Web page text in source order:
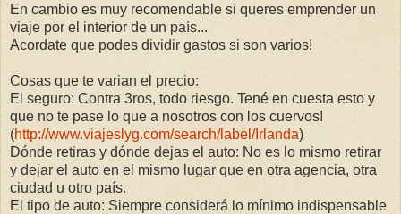
En cambio es muy recomendable si queres emprender un
viaje por el interior de un país...
Acordate que podes dividir gastos si son varios!
Cosas que te varian el precio:
El seguro: Contra 3ros, todo riesgo. Tené en cuesta esto y
que no te pase lo que a nosotros con los cuervos!
(http://www.viajeslyg.com/search/label/Irlanda)
Dónde retiras y dónde dejas el auto: No es lo mismo retirar
y dejar el auto en el mismo lugar que en otra agencia, otra
ciudad u otro país.
El tipo de auto: Siempre considerá lo mínimo indispensable